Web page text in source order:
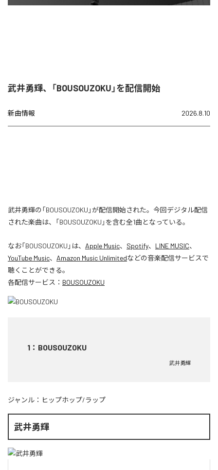
武井勇輝、「BOUSOUZOKU」を配信開始
新曲情報 2026.8.10
武井勇輝の「BOUSOUZOKU」が配信開始された。今回デジタル配信
された楽曲は、「BOUSOUZOKU」を含む全1曲となっている。
なお「BOUSOUZOKU 」は、 Apple Music、 Spotify、 LINE MUSIC、
YouTube Music、 Amazon Music Unlimitedなどの音楽配信サービスで
聴くことができる。
各配信サービス： BOUSOUZOKU
1 ： BOUSOUZOKU
武井勇輝
ジャンル： ヒップホップ/ラップ
武井勇輝